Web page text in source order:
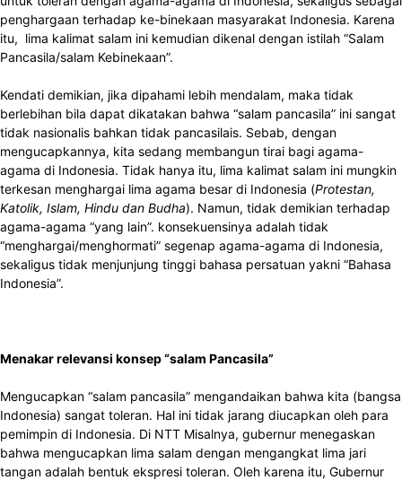
penghargaan terhadap ke-binekaan masyarakat Indonesia. Karena
itu, lima kalimat salam ini kemudian dikenal dengan istilah “Salam
Pancasila/salam Kebinekaan”.
Kendati demikian, jika dipahami lebih mendalam, maka tidak
berlebihan bila dapat dikatakan bahwa “salam pancasila” ini sangat
tidak nasionalis bahkan tidak pancasilais. Sebab, dengan
mengucapkannya, kita sedang membangun tirai bagi agama-
agama di Indonesia. Tidak hanya itu, lima kalimat salam ini mungkin
terkesan menghargai lima agama besar di Indonesia (Protestan,
Katolik, Islam, Hindu dan Budha). Namun, tidak demikian terhadap
agama-agama “yang lain”. konsekuensinya adalah tidak
“menghargai/menghormati” segenap agama-agama di Indonesia,
sekaligus tidak menjunjung tinggi bahasa persatuan yakni “Bahasa
Indonesia”.
Menakar relevansi konsep “salam Pancasila”
Mengucapkan “salam pancasila” mengandaikan bahwa kita (bangsa
Indonesia) sangat toleran. Hal ini tidak jarang diucapkan oleh para
pemimpin di Indonesia. Di NTT Misalnya, gubernur menegaskan
bahwa mengucapkan lima salam dengan mengangkat lima jari
tangan adalah bentuk ekspresi toleran. Oleh karena itu, Gubernur